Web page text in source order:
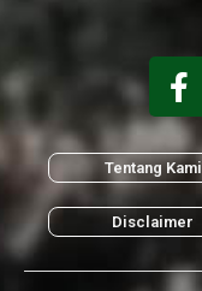
Tentang Kami
Disclaimer